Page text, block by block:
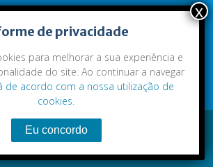
- CEI
da CME. Todos os direitos reservados.
de privacidade
para melhorar a sua experiência e
do site. Ao continuar a navegar
de acordo com a nossa utilização de
cookies.